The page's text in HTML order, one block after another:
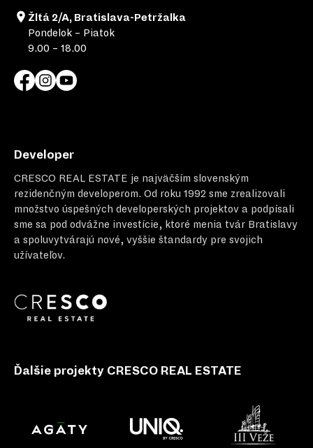
Žltá 2/A, Bratislava-Petržalka
Pondelok – Piatok
9.00 – 18.00
Developer
CRESCO REAL ESTATE je najväčším slovenským
rezidenčným developerom. Od roku 1992 sme zrealizovali
množstvo úspešných developerských projektov a podpísali
sme sa pod odvážne investície, ktoré menia tvár Bratislavy
a spoluvytvárajú nové, vyššie štandardy pre svojich
užívateľov.
Ďalšie projekty CRESCO REAL ESTATE